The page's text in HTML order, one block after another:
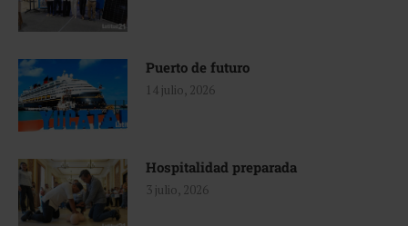
Puerto de futuro
14 julio, 2026
Hospitalidad preparada
3 julio, 2026